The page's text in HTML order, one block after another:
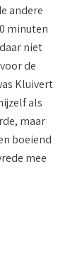
andere
minuten
niet
de
Kluivert
als
maar
boeiend
mee